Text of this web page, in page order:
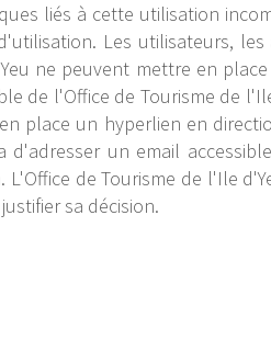
liés à cette utilisation
Les utilisateurs,
ne peuvent mettre en
de l'Office de Tourisme de
place un hyperlien en
d'adresser un email
de Tourisme de l'Ile
sa décision.